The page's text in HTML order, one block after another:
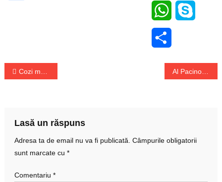
WhatsApp
Navigare
Cozi mari la intrarea în Bulgaria Al Pacino, tată la 83 de ani
Lasă un răspuns
Adresa ta de email nu va fi publicată. Câmpurile obligatorii
sunt marcate cu *
Comentariu *